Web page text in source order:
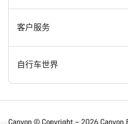
Canyon 新闻发布室
条款和条件
法律披露
提示和建议
Canyon Home Koblenz
会员礼遇
找到您梦寐以求的 Canyon 自行
现货自行车
找到您的 Canyon 尺寸
客户服务
支持中心
服务网点
自行车世界
公路车
Canyon © Copyright – 2026 Canyon